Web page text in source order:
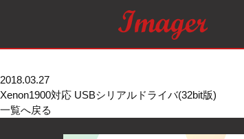
2018.03.27
Xenon1900対応 USBシリアルドライバ(32bit版)
一覧へ戻る